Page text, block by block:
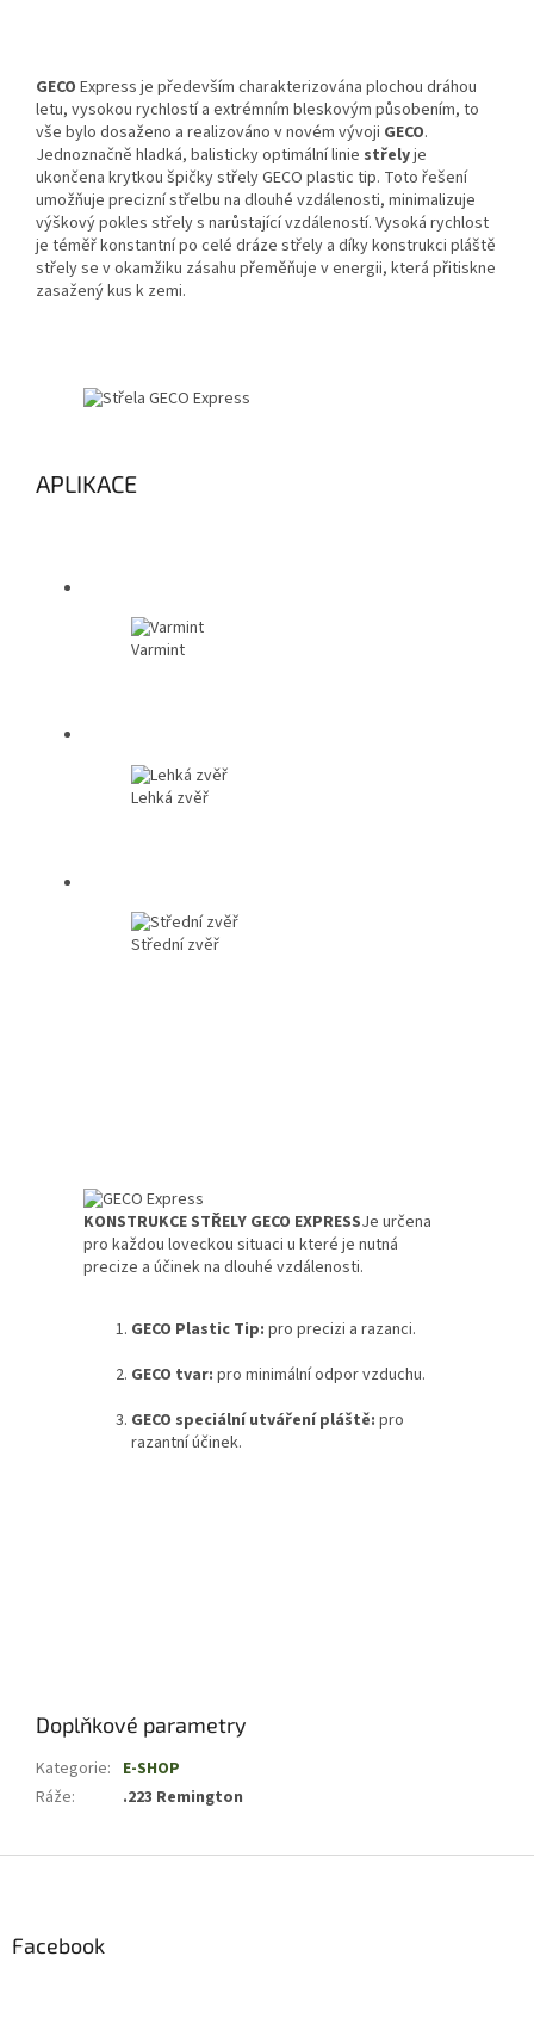
GECO Express je především charakterizována plochou dráhou
letu, vysokou rychlostí a extrémním bleskovým působením, to
vše bylo dosaženo a realizováno v novém vývoji GECO.
Jednoznačně hladká, balisticky optimální linie střelyje
ukončena krytkou špičky střely GECO plastic tip. Toto řešení
umožňuje precizní střelbu na dlouhé vzdálenosti, minimalizuje
výškový pokles střely s narůstající vzdáleností. Vysoká rychlost
je téměř konstantní po celé dráze střely a díky konstrukci pláště
střely se v okamžiku zásahu přeměňuje v energii, která přitiskne
zasažený kus k zemi.
APLIKACE
Varmint
Lehká zvěř
Střední zvěř
KONSTRUKCE STŘELY GECO EXPRESSJe určena
pro každou loveckou situaci u které je nutná
precize a účinek na dlouhé vzdálenosti.
GECO Plastic Tip: pro precizi a razanci.
GECO tvar: pro minimální odpor vzduchu.
GECO speciální utváření pláště: pro
razantní účinek.
Doplňkové parametry
Kategorie: E-SHOP
Ráže: .223 Remington
Facebook